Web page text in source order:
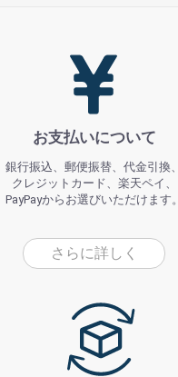
お支払いについて
銀行振込、郵便振替、代金引換、
クレジットカード、楽天ペイ、
PayPayからお選びいただけます。
さらに詳しく